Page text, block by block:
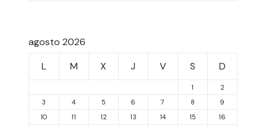
agosto 2026
L
M X J V S D
1
2
3
4 5 6 7 8
9
10
11 12 13 14 15
16